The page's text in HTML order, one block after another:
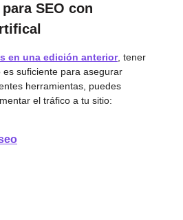
SEO con
en una edición anterior, tener
es suficiente para asegurar
herramientas, puedes
el tráfico a tu sitio: